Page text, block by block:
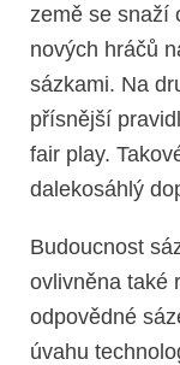
země se snaží
nových hráčů
sázkami. Na
přísnější
fair play.
dalekosáhlý
Budoucnost
ovlivněna také
odpovědné
úvahu